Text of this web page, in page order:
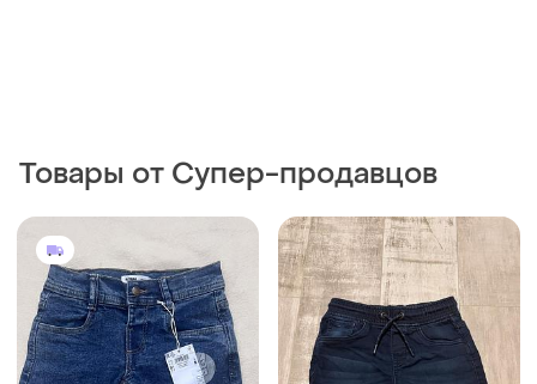
Товары от Супер-продавцов